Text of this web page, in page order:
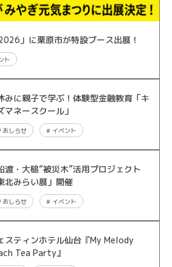
」に栗原市が特設ブース出展！
ト
みに親子で学ぶ！体験型金融教育「キ
マネースクール」
おしらせ # イベント
渡・大槌“被災木”活用プロジェクト
北みらい展」開催
おしらせ # イベント
スティンホテル仙台『My Melody
Tea Party』